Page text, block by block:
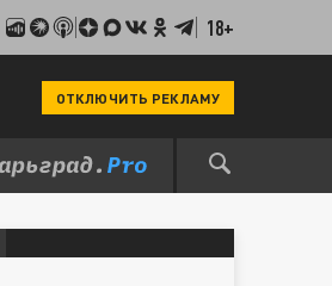
18+
ОТКЛЮЧИТЬ РЕКЛАМУ